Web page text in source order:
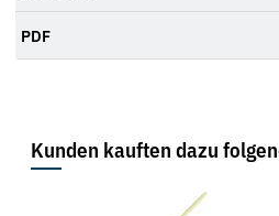
PDF
Kunden kauften dazu